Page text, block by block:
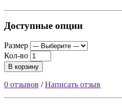
Доступные опции
Размер
Кол-во
В корзину
0 отзывов /Написать отзыв